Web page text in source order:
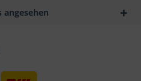
angesehen